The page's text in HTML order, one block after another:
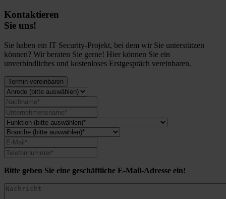
Kontaktieren
Sie uns!
Sie haben ein IT Security-Projekt, bei dem wir Sie unterstützen
können? Wir beraten Sie gerne! Hier können Sie ein
unverbindliches und kostenloses Erstgespräch vereinbaren.
Termin vereinbaren
Bitte geben Sie eine geschäftliche E-Mail-Adresse ein!